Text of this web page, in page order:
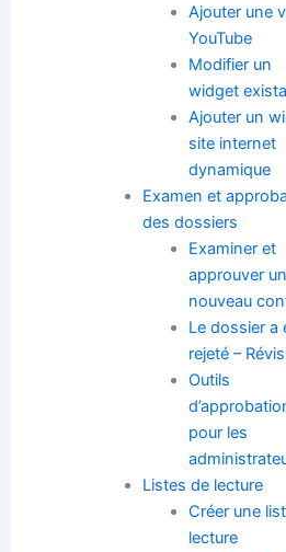
Ajouter une
YouTube
Modifier un
widget
Ajouter un
site internet
dynamique
Examen et
des dossiers
Examiner et
approuver un
nouveau
Le dossier a
rejeté –
Outils
pour les
Listes de lecture
Créer une
lecture